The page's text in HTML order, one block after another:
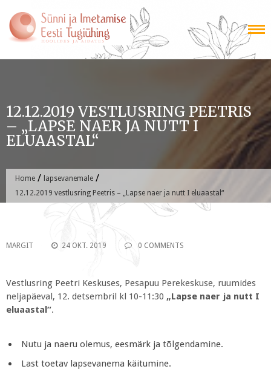
content
12.12.2019 VESTLUSRING PEETRIS
– „LAPSE NAER JA NUTT I
ELUAASTAL“
Home / lapsevanemale /
12.12.2019 vestlusring Peetris – „Lapse naer ja nutt I eluaastal“
MARGIT 24 OKT. 2019 0 COMMENTS
Vestlusring Peetri Keskuses, Pesapuu Perekeskuse, ruumides
neljapäeval, 12. detsembril kl 10-11:30 „Lapse naer ja nutt I
eluaastal“.
Nutu ja naeru olemus, eesmärk ja tõlgendamine.
Last toetav lapsevanema käitumine.